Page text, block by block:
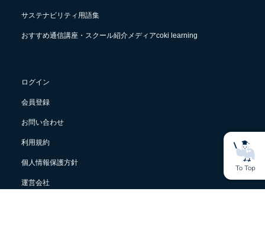
サステナビリティ用語集
おすすめ通信講座・スクール紹介メディアcoki learning
ログイン
会員登録
お問い合わせ
利用規約
個人情報保護方針
運営会社